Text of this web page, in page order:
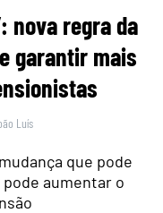
nova regra da
garantir mais
Luís
que pode
aumentar o